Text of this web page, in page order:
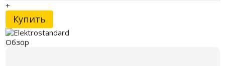
+
Купить
Обзор